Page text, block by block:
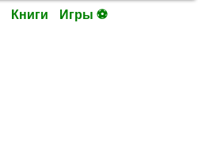
Книги Игры ⚽